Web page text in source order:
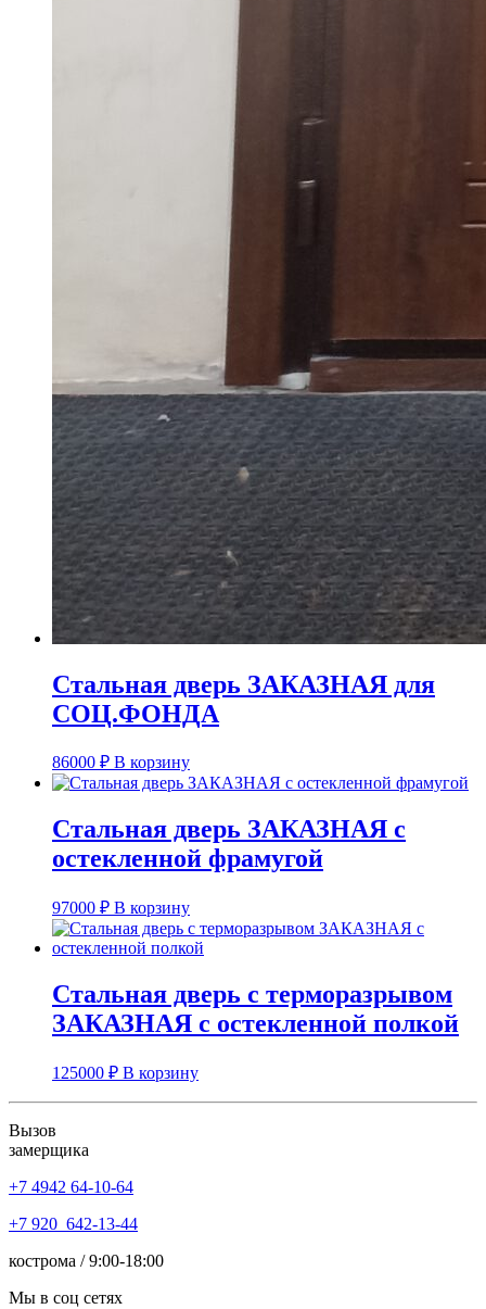
Стальная дверь ЗАКАЗНАЯ для
СОЦ.ФОНДА
86000 ₽ В корзину
Стальная дверь ЗАКАЗНАЯ с
остекленной фрамугой
97000 ₽ В корзину
Стальная дверь с терморазрывом
ЗАКАЗНАЯ с остекленной полкой
125000 ₽ В корзину
Вызов
замерщика
+7 4942 64-10-64
+7 920 642-13-44
кострома / 9:00-18:00
Мы в соц сетях